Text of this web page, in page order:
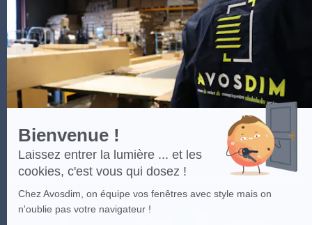
savoir
plus
sur
Axeptio
Bienvenue !
Laissez entrer la lumière ... et les
cookies, c'est vous qui dosez !
Chez Avosdim, on équipe vos fenêtres avec style mais on
n'oublie pas votre navigateur !